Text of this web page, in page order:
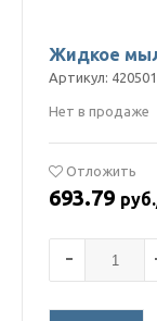
Жидкое
Артикул: 420501
Нет в продаже
Отложить
693.79
-